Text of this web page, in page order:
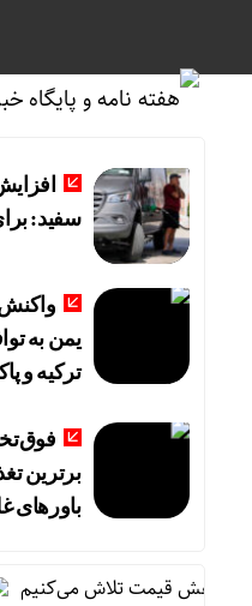
سفید:
یمن به
ترکیه و
برترین
باورهای
کاهش قیمت تلاش می‌کنیم